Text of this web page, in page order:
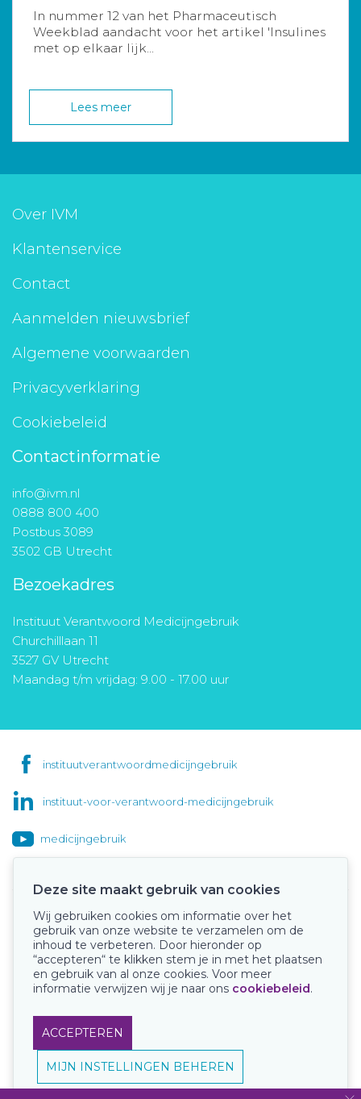
In nummer 12 van het Pharmaceutisch
Weekblad aandacht voor het artikel 'Insulines
met op elkaar lijk...
Lees meer
Over IVM
Klantenservice
Contact
Aanmelden nieuwsbrief
Algemene voorwaarden
Privacyverklaring
Cookiebeleid
Contactinformatie
info@ivm.nl
0888 800 400
Postbus 3089
3502 GB Utrecht
Bezoekadres
Instituut Verantwoord Medicijngebruik
Churchilllaan 11
3527 GV Utrecht
Maandag t/m vrijdag: 9.00 - 17.00 uur
instituutverantwoordmedicijngebruik
instituut-voor-verantwoord-medicijngebruik
medicijngebruik
Onze keurmerken
Deze site maakt gebruik van cookies
Wij gebruiken cookies om informatie over het
gebruik van onze website te verzamelen om de
inhoud te verbeteren. Door hieronder op
“accepteren“ te klikken stem je in met het plaatsen
en gebruik van al onze cookies. Voor meer
informatie verwijzen wij je naar ons cookiebeleid.
ACCEPTEREN
MIJN INSTELLINGEN BEHEREN